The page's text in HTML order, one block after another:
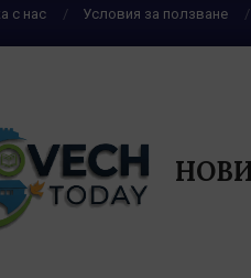
с нас Условия за ползване